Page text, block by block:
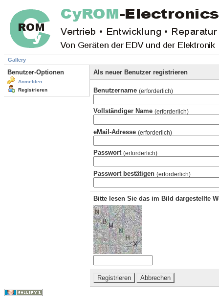
Gallery
Benutzer-Optionen
Anmelden
Registrieren
Als neuer Benutzer registrieren
Benutzername (erforderlich)
Vollständiger Name (erforderlich)
eMail-Adresse (erforderlich)
Passwort (erforderlich)
Passwort bestätigen (erforderlich)
Bitte lesen Sie das im Bild dargestellte